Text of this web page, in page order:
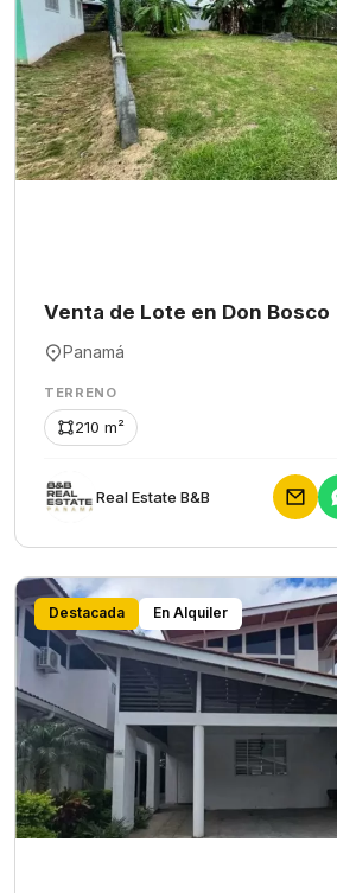
Venta de Lote en Don Bosco
Panamá
TERRENO
210 m²
Rеаl Еstаtе В&В
Destacada En Alquiler